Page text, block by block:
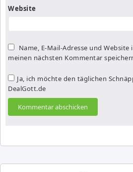
Website
Name, E-Mail-Adresse und
meinen nächsten Kommentar
Ja, ich möchte den täglichen
DealGott.de